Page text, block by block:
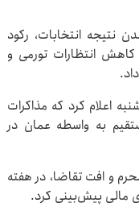
نتیجه انتخابات، رکود
انتظارات تورمی و
اعلام کرد که مذاکرات
به واسطه عمان در
و افت تقاضا، در هفته
مالی پیش‌بینی کرد.